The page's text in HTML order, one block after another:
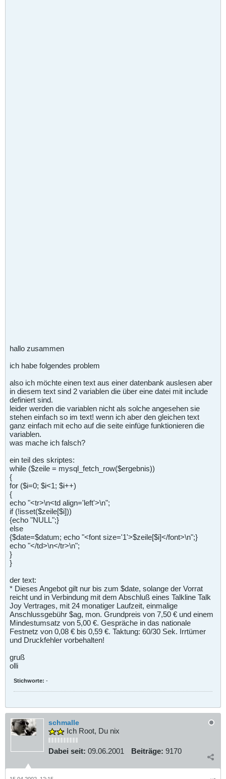
hallo zusammen
ich habe folgendes problem
also ich möchte einen text aus einer datenbank auslesen aber
in diesem text sind 2 variablen die über eine datei mit include
definiert sind.
leider werden die variablen nicht als solche angesehen sie
stehen einfach so im text! wenn ich aber den gleichen text
ganz einfach mit echo auf die seite einfüge funktionieren die
variablen.
was mache ich falsch?
ein teil des skriptes:
while ($zeile = mysql_fetch_row($ergebnis))
{
for ($i=0; $i<1; $i++)
{
echo "<tr>\n<td align='left'>\n";
if (!isset($zeile[$i]))
{echo "NULL";}
else
{$date=$datum; echo "<font size='1'>$zeile[$i]</font>\n";}
echo "</td>\n</tr>\n";
}
}
der text:
* Dieses Angebot gilt nur bis zum $date, solange der Vorrat
reicht und in Verbindung mit dem Abschluß eines Talkline Talk
Joy Vertrages, mit 24 monatiger Laufzeit, einmalige
Anschlussgebühr $ag, mon. Grundpreis von 7,50 € und einem
Mindestumsatz von 5,00 €. Gespräche in das nationale
Festnetz von 0,08 € bis 0,59 €. Taktung: 60/30 Sek. Irrtümer
und Druckfehler vorbehalten!
gruß
olli
Stichworte: -
schmalle
Ich Root, Du nix
Dabei seit: 09.06.2001 Beiträge: 9170